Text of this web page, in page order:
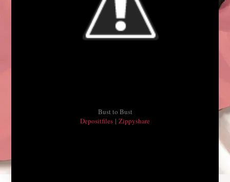
Bust to Bust
Depositfiles | Zippyshare